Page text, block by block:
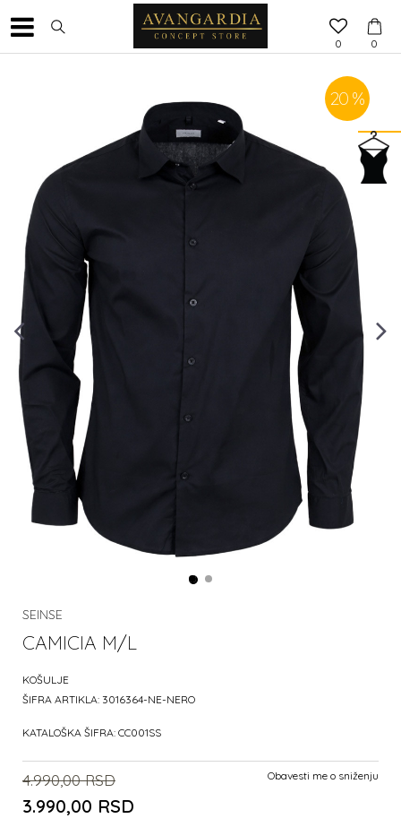
0
0
20 %
SEINSE
CAMICIA M/L
KOŠULJE
ŠIFRA ARTIKLA: 3016364-NE-NERO
KATALOŠKA ŠIFRA: CC001SS
4.990,00 RSD
3.990,00 RSD
Obavesti me o sniženju